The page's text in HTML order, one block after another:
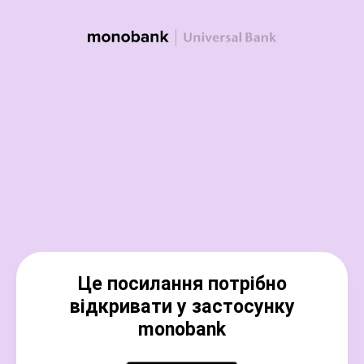
Це посилання потрібно
відкривати у застосунку
monobank